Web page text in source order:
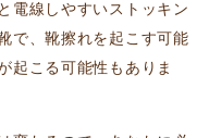
電線しやすいストッキン
で、靴擦れを起こす可能
起こる可能性もありま